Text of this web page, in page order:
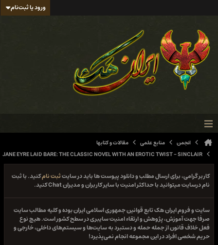
ورود یا ثبت‌نام
انجمن منابع علمی
مقالات و کتابها
JANE EYRE LAID BARE: THE CLASSIC NOVEL WITH AN EROTIC TWIST - SINCLAIR
کاربر گرامی، برای ارسال مطلب و دانلود پیوست ها باید در سایتثبت نامکنید. با ثبت
نام درسایت میتوانید با حداکثر امنیت با سایر کاربران و مدیران Chat کنید.
سایت و فروم ایران هک تابع قوانین جمهوری اسلامی ایران بوده و کلیه مطالب سایت
صرفا جهت آموزش، پژوهش و ارتقاء امنیت سایبری در سطح کشور است. هیچ نوع
فعل خلاف قانون از جمله حمله و دستبرد به سایت‌ها و سیستم‌های داخلی، خارجی و
حریم شخصی افراد در این مجموعه انجام نمی‌پذیرد!